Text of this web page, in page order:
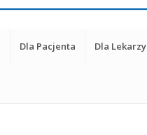
Dla Pacjenta Dla Lekarzy